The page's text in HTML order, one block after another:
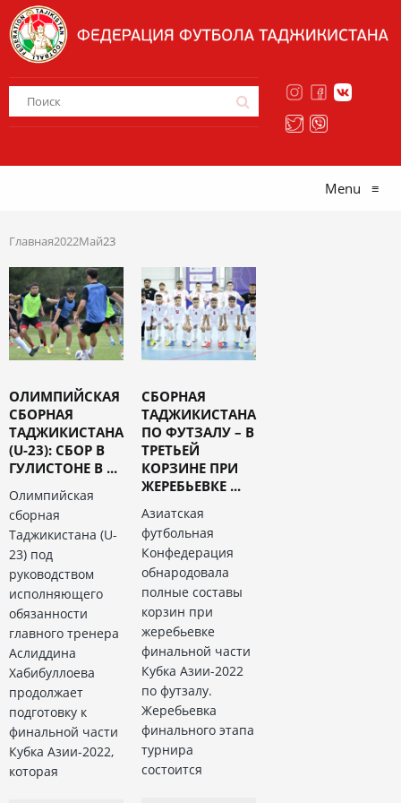
Menu ≡
Главная2022Май23
ОЛИМПИЙСКАЯ
СБОРНАЯ
ТАДЖИКИСТАНА
(U-23): СБОР В
ГУЛИСТОНЕ В ...
Олимпийская
сборная
Таджикистана (U-
23) под
руководством
исполняющего
обязанности
главного тренера
Аслиддина
Хабибуллоева
продолжает
подготовку к
финальной части
Кубка Азии-2022,
которая
СБОРНАЯ
ТАДЖИКИСТАНА
ПО ФУТЗАЛУ – В
ТРЕТЬЕЙ
КОРЗИНЕ ПРИ
ЖЕРЕБЬЕВКЕ ...
Азиатская
футбольная
Конфедерация
обнародовала
полные составы
корзин при
жеребьевке
финальной части
Кубка Азии-2022
по футзалу.
Жеребьевка
финального этапа
турнира
состоится